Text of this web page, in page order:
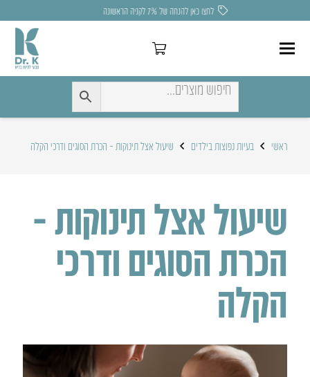
לחצו כאן להנחה של 7% לקניה הראשונה
ראשי בעיות נפוצות בילדים שיעול אצל תינוקות – הכרת הסוגים ודרכי הקלה
שיעול אצל תינוקות –
הכרת הסוגים ודרכי
הקלה